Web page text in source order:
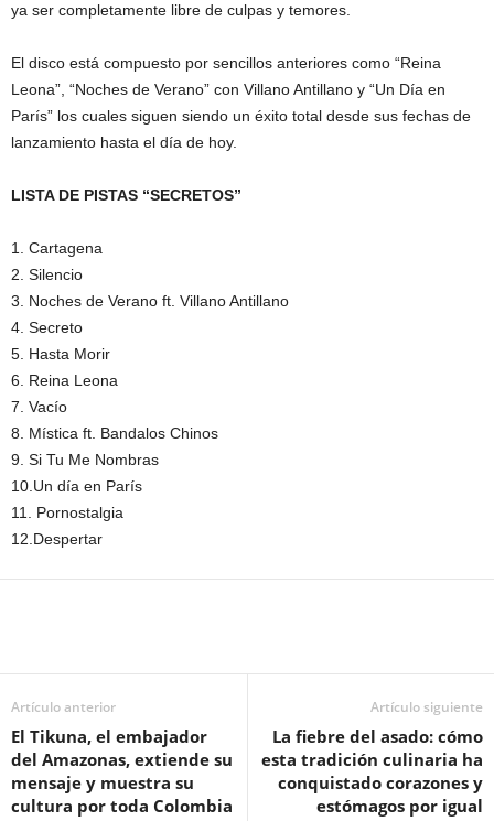
ya ser completamente libre de culpas y temores.
El disco está compuesto por sencillos anteriores como “Reina
Leona”, “Noches de Verano” con Villano Antillano y “Un Día en
París” los cuales siguen siendo un éxito total desde sus fechas de
lanzamiento hasta el día de hoy.
LISTA DE PISTAS “SECRETOS”
1. Cartagena
2. Silencio
3. Noches de Verano ft. Villano Antillano
4. Secreto
5. Hasta Morir
6. Reina Leona
7. Vacío
8. Mística ft. Bandalos Chinos
9. Si Tu Me Nombras
10.Un día en París
11. Pornostalgia
12.Despertar
Artículo anterior
El Tikuna, el embajador
del Amazonas, extiende su
mensaje y muestra su
cultura por toda Colombia
Artículo siguiente
La fiebre del asado: cómo
esta tradición culinaria ha
conquistado corazones y
estómagos por igual